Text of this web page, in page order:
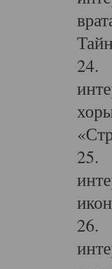
24.
25.
26.